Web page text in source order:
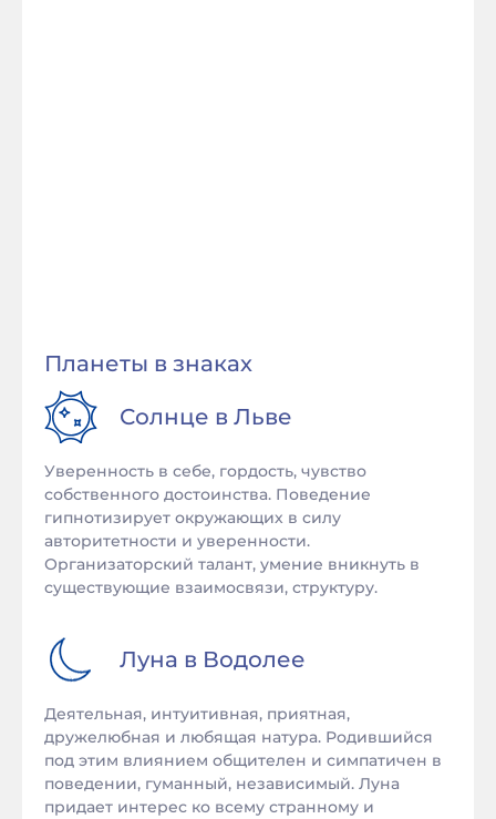
Планеты в знаках
Солнце в Льве
Уверенность в себе, гордость, чувство
собственного достоинства. Поведение
гипнотизирует окружающих в силу
авторитетности и уверенности.
Организаторский талант, умение вникнуть в
существующие взаимосвязи, структуру.
Луна в Водолее
Деятельная, интуитивная, приятная,
дружелюбная и любящая натура. Родившийся
под этим влиянием общителен и симпатичен в
поведении, гуманный, независимый. Луна
придает интерес ко всему странному и